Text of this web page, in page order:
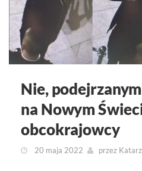
Nie,
na Nowym
obcokrajowcy
20 maja 2022 przez